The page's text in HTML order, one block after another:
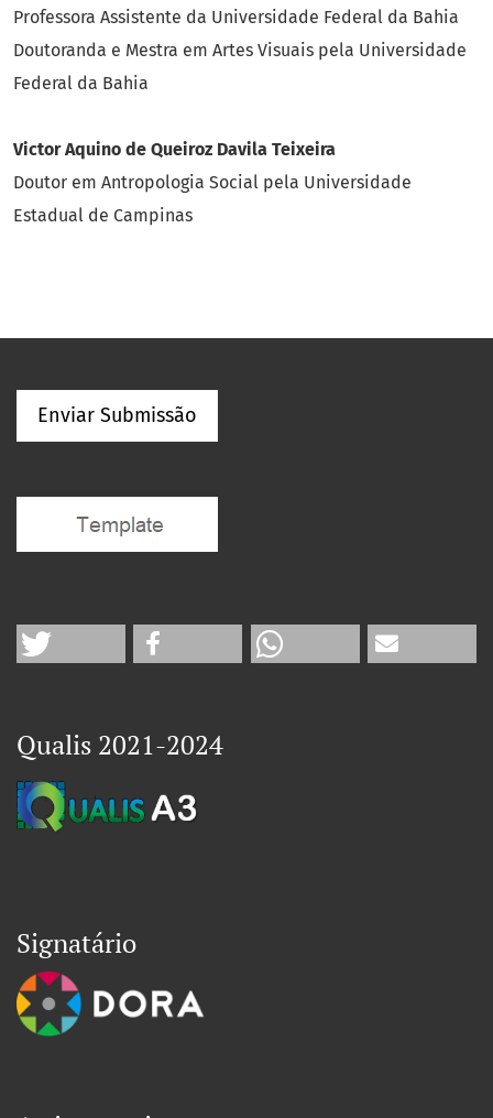
Professora Assistente da Universidade Federal da Bahia
Doutoranda e Mestra em Artes Visuais pela Universidade
Federal da Bahia
Victor Aquino de Queiroz Davila Teixeira
Doutor em Antropologia Social pela Universidade
Estadual de Campinas
Enviar Submissão
Qualis 2021-2024
Signatário